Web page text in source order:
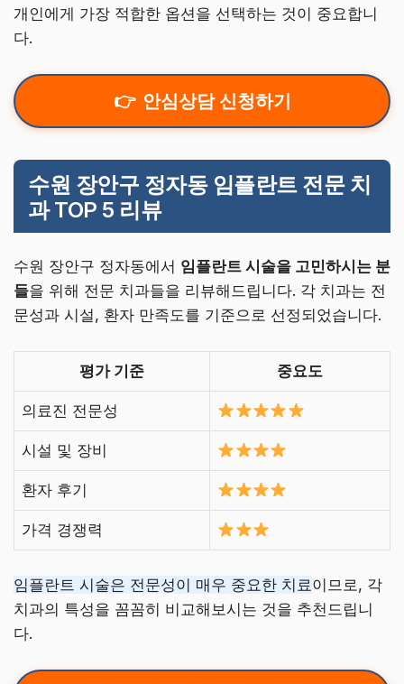
개인에게 가장 적합한 옵션을 선택하는 것이 중요합니
다.
안심상담 신청하기
수원 장안구 정자동 임플란트 전문 치
과 TOP 5 리뷰
수원 장안구 정자동에서 임플란트 시술을 고민하시는 분
들을 위해 전문 치과들을 리뷰해드립니다. 각 치과는 전
문성과 시설, 환자 만족도를 기준으로 선정되었습니다.
평가 기준 중요도
의료진 전문성
시설 및 장비
환자 후기
가격 경쟁력
임플란트 시술은 전문성이 매우 중요한 치료이므로, 각
치과의 특성을 꼼꼼히 비교해보시는 것을 추천드립니
다.